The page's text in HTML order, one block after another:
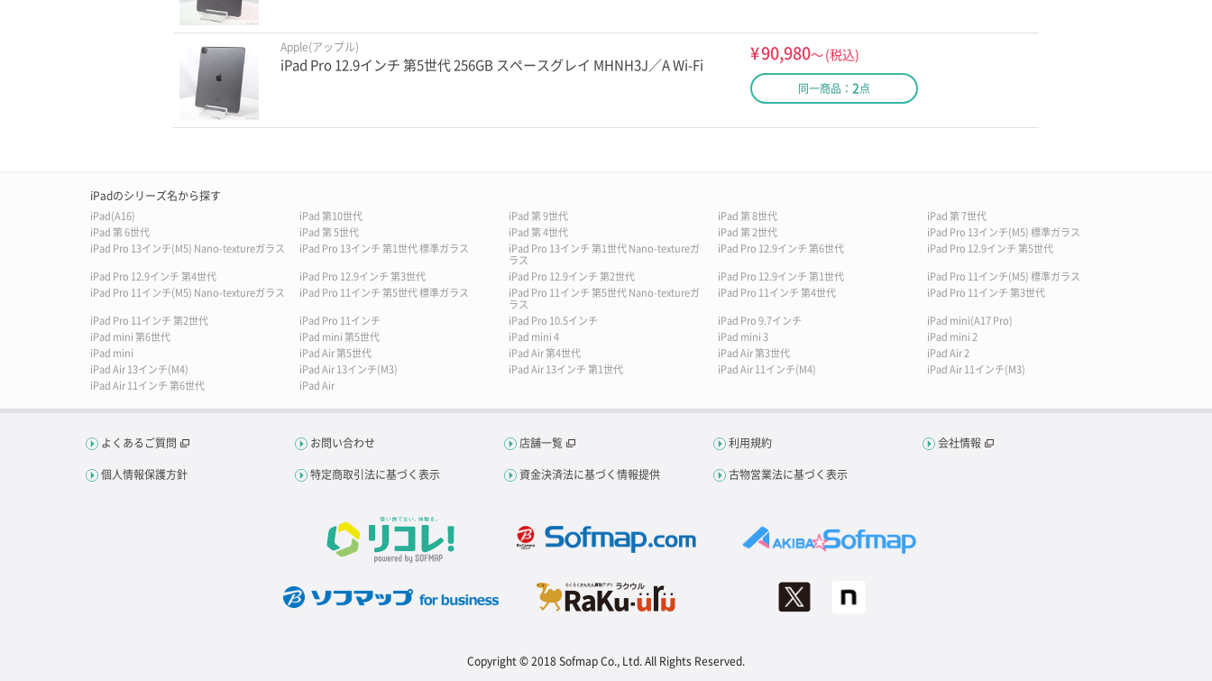
Apple(アップル)
iPad Pro 12.9インチ 第5世代 256GB スペースグレイ MHNH3J／A Wi-Fi ¥90,980～(税込)
同一商品： 2点
iPadのシリーズ名から探す
iPad(A16) iPad 第10世代 iPad 第 9世代 iPad 第 8世代
iPad 第 7世代
iPad 第 6世代
iPad 第 5世代 iPad 第 4世代 iPad 第 2世代
iPad Pro 13インチ(M5) 標準ガラス
iPad Pro 13インチ(M5) Nano-textureガラス
iPad Pro 13インチ 第1世代 標準ガラス iPad Pro 13インチ 第1世代 Nano-textureガ
ラス
iPad Pro 12.9インチ 第6世代
iPad Pro 12.9インチ 第5世代
iPad Pro 12.9インチ 第4世代
iPad Pro 12.9インチ 第3世代 iPad Pro 12.9インチ 第2世代 iPad Pro 12.9インチ 第1世代
iPad Pro 11インチ(M5) 標準ガラス
iPad Pro 11インチ(M5) Nano-textureガラス
iPad Pro 11インチ 第5世代 標準ガラス iPad Pro 11インチ 第5世代 Nano-textureガ
ラス
iPad Pro 11インチ 第4世代
iPad Pro 11インチ 第3世代
iPad Pro 11インチ 第2世代
iPad Pro 11インチ iPad Pro 10.5インチ iPad Pro 9.7インチ
iPad mini(A17 Pro)
iPad mini 第6世代
iPad mini 第5世代 iPad mini 4 iPad mini 3
iPad mini 2
iPad mini
iPad Air 第5世代 iPad Air 第4世代 iPad Air 第3世代
iPad Air 2
iPad Air 13インチ(M4)
iPad Air 13インチ(M3) iPad Air 13インチ 第1世代 iPad Air 11インチ(M4)
iPad Air 11インチ(M3)
iPad Air 11インチ 第6世代
iPad Air
よくあるご質問 お問い合わせ 店舗一覧 利用規約
会社情報
個人情報保護方針
特定商取引法に基づく表示 資金決済法に基づく情報提供 古物営業法に基づく表示
Copyright © 2018 Sofmap Co., Ltd. All Rights Reserved.